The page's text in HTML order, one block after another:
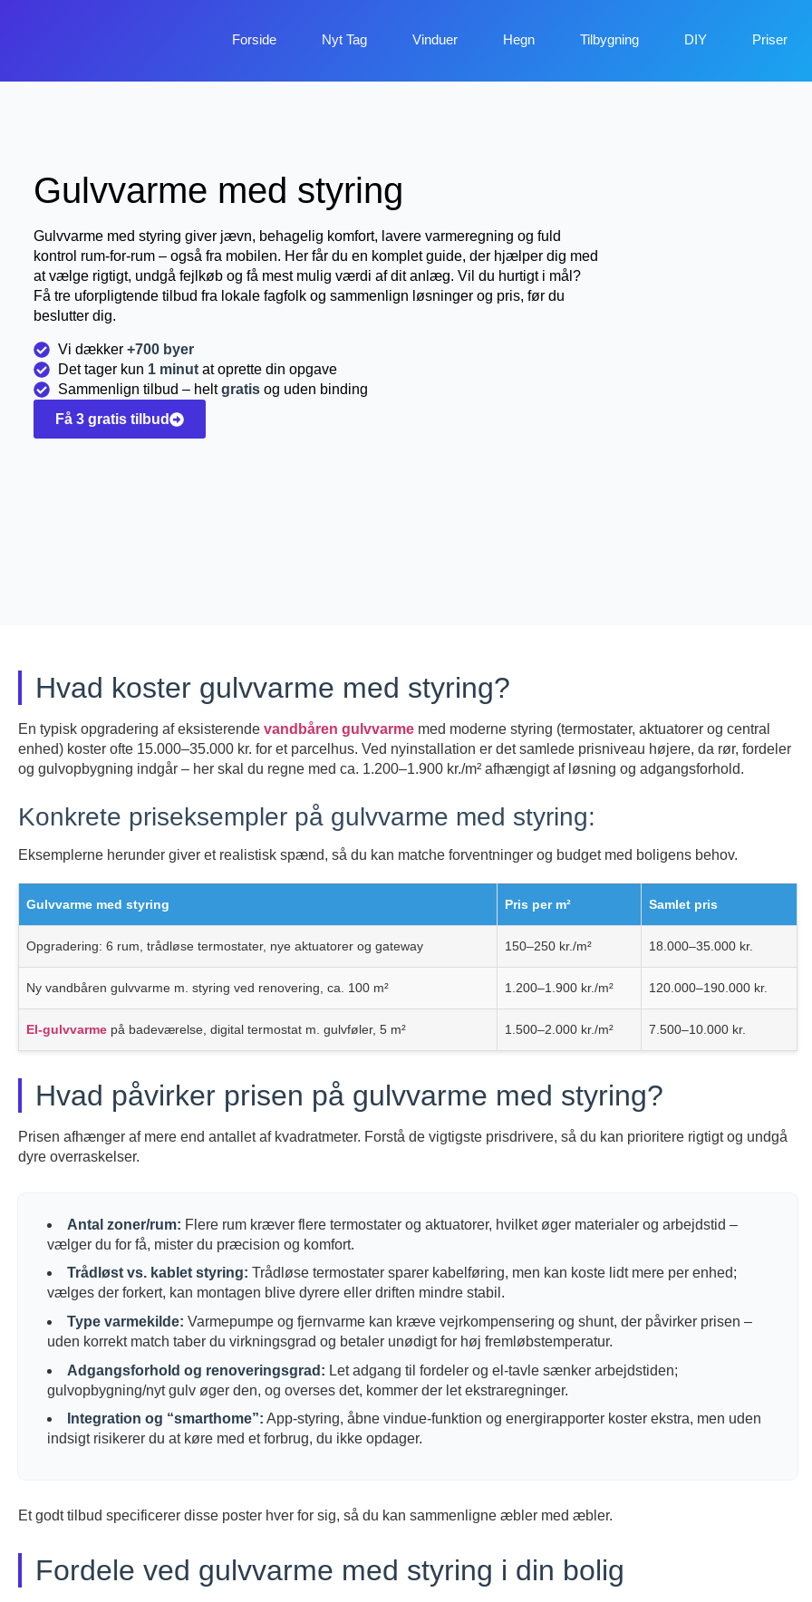
Forside Nyt Tag Vinduer Hegn Tilbygning DIY Priser
Gulvvarme med styring
Gulvvarme med styring giver jævn, behagelig komfort, lavere varmeregning og fuld
kontrol rum-for-rum – også fra mobilen. Her får du en komplet guide, der hjælper dig med
at vælge rigtigt, undgå fejlkøb og få mest mulig værdi af dit anlæg. Vil du hurtigt i mål?
Få tre uforpligtende tilbud fra lokale fagfolk og sammenlign løsninger og pris, før du
beslutter dig.
Vi dækker+700 byer
Det tager kun 1 minut at oprette din opgave
Sammenlign tilbud – heltgratis og uden binding
Få 3 gratis tilbud
Hvad koster gulvvarme med styring?
En typisk opgradering af eksisterende vandbåren gulvvarme med moderne styring (termostater, aktuatorer og central
enhed) koster ofte 15.000–35.000 kr. for et parcelhus. Ved nyinstallation er det samlede prisniveau højere, da rør, fordeler
og gulvopbygning indgår – her skal du regne med ca. 1.200–1.900 kr./m² afhængigt af løsning og adgangsforhold.
Konkrete priseksempler på gulvvarme med styring:
Eksemplerne herunder giver et realistisk spænd, så du kan matche forventninger og budget med boligens behov.
Gulvvarme med styring Pris per m² Samlet pris
Opgradering: 6 rum, trådløse termostater, nye aktuatorer og gateway 150–250 kr./m² 18.000–35.000 kr.
Ny vandbåren gulvvarme m. styring ved renovering, ca. 100 m² 1.200–1.900 kr./m² 120.000–190.000 kr.
El-gulvvarme på badeværelse, digital termostat m. gulvføler, 5 m² 1.500–2.000 kr./m² 7.500–10.000 kr.
Hvad påvirker prisen på gulvvarme med styring?
Prisen afhænger af mere end antallet af kvadratmeter. Forstå de vigtigste prisdrivere, så du kan prioritere rigtigt og undgå
dyre overraskelser.
Antal zoner/rum: Flere rum kræver flere termostater og aktuatorer, hvilket øger materialer og arbejdstid –
vælger du for få, mister du præcision og komfort.
Trådløst vs. kablet styring: Trådløse termostater sparer kabelføring, men kan koste lidt mere per enhed;
vælges der forkert, kan montagen blive dyrere eller driften mindre stabil.
Type varmekilde: Varmepumpe og fjernvarme kan kræve vejrkompensering og shunt, der påvirker prisen –
uden korrekt match taber du virkningsgrad og betaler unødigt for høj fremløbstemperatur.
Adgangsforhold og renoveringsgrad: Let adgang til fordeler og el-tavle sænker arbejdstiden;
gulvopbygning/nyt gulv øger den, og overses det, kommer der let ekstraregninger.
Integration og “smarthome”: App-styring, åbne vindue-funktion og energirapporter koster ekstra, men uden
indsigt risikerer du at køre med et forbrug, du ikke opdager.
Et godt tilbud specificerer disse poster hver for sig, så du kan sammenligne æbler med æbler.
Fordele ved gulvvarme med styring i din bolig